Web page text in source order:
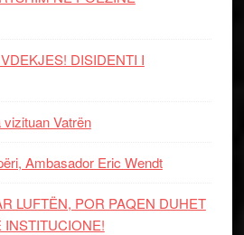
DISIDENTI I
Vatrën
Ambasador Eric Wendt
LUFTËN, POR PAQEN DUHET
INSTITUCIONE!